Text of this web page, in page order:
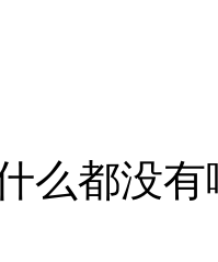
么都没有